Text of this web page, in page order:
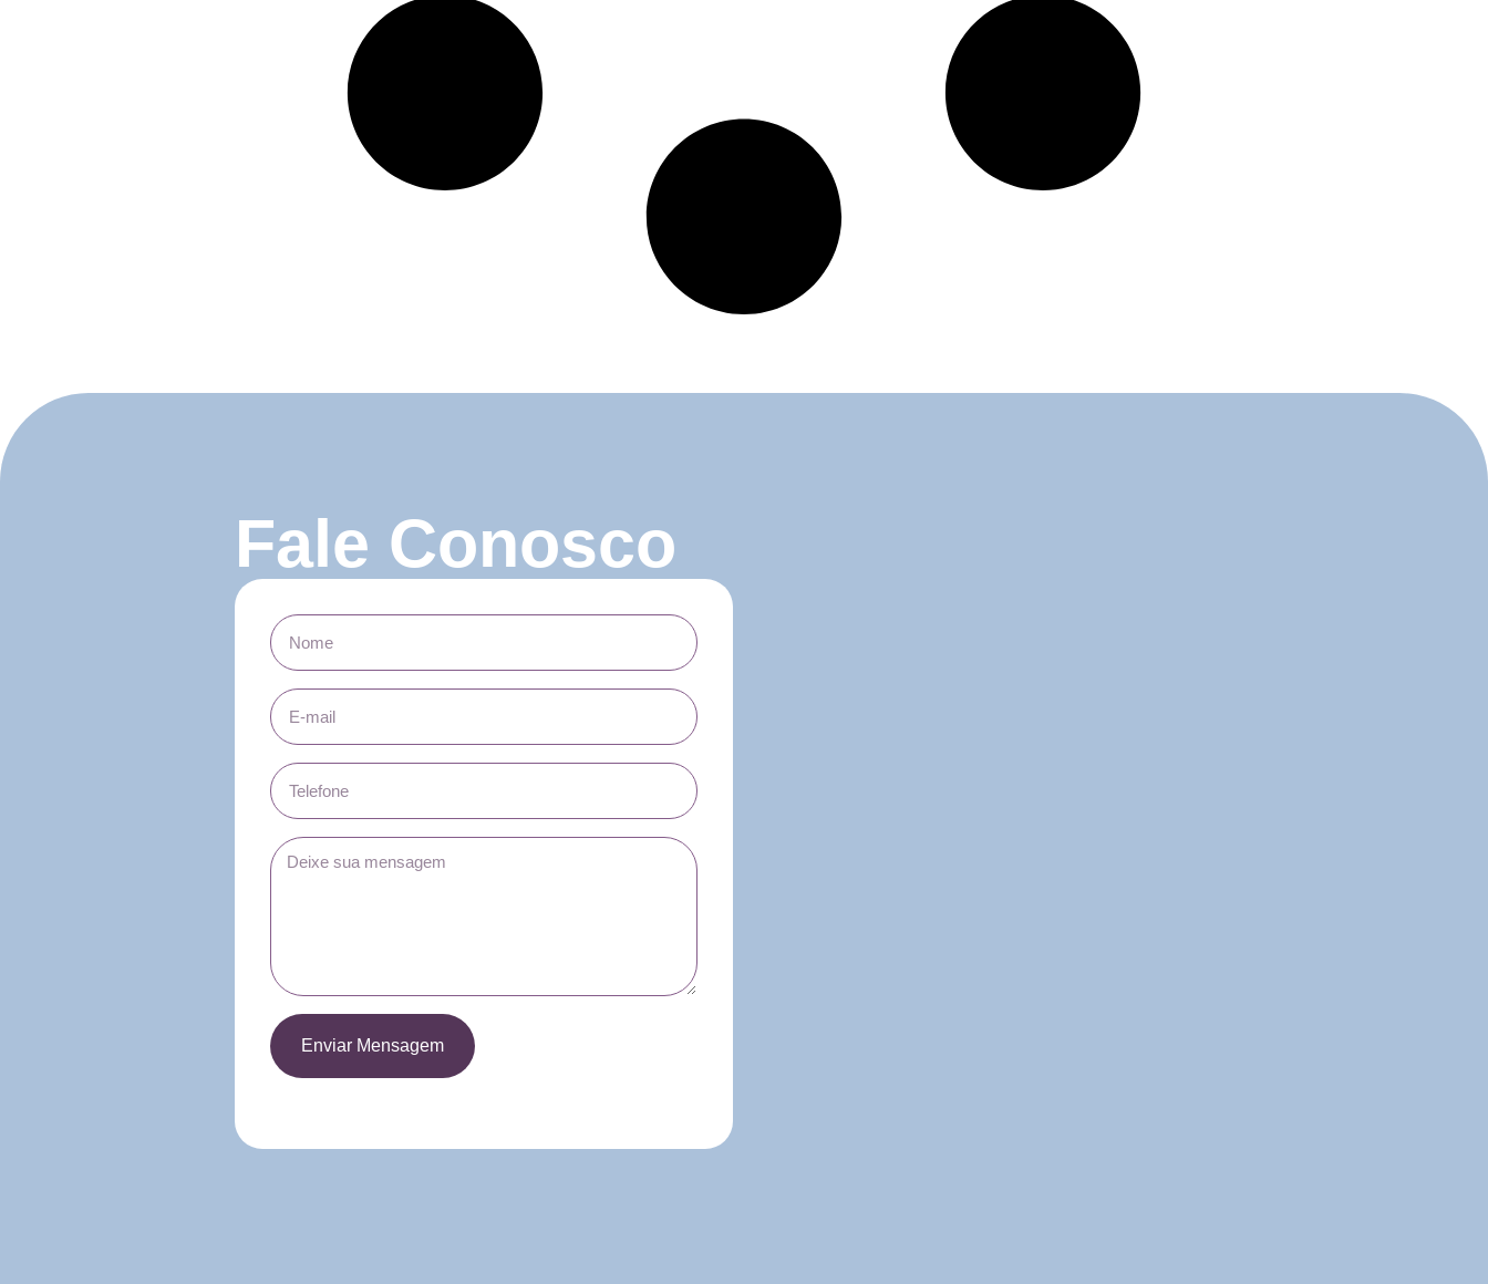
Fale Conosco
Enviar Mensagem